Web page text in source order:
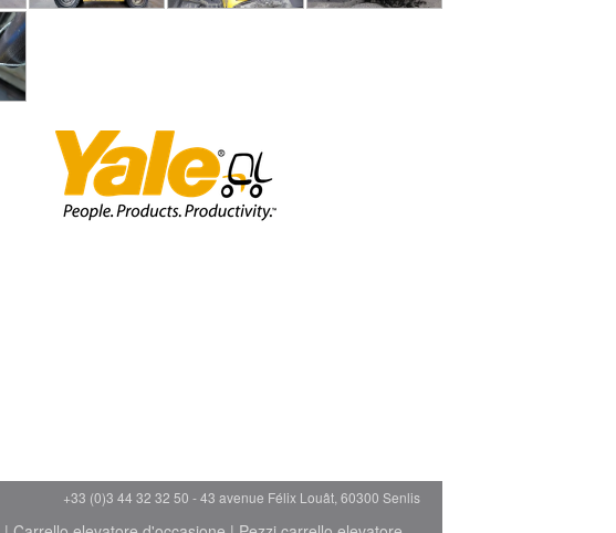
+33 (0)3 44 32 32 50 - 43 avenue Félix Louât, 60300 Senlis